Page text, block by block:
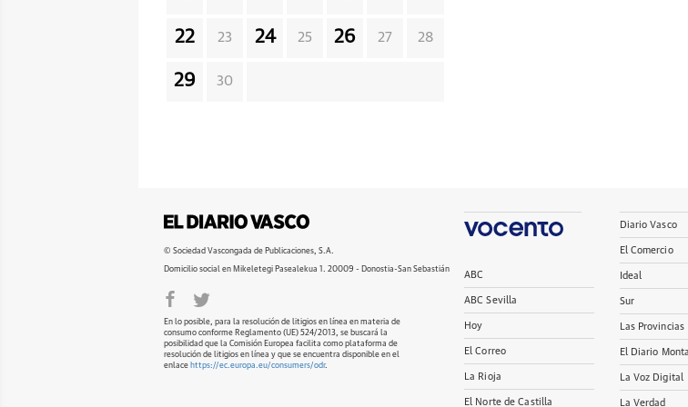
22 23 24 25 26 27 28
29 30
© Sociedad Vascongada de Publicaciones, S.A.
Domicilio social en Mikeletegi Pasealekua 1. 20009 - Donostia-San Sebastián
En lo posible, para la resolución de litigios en línea en materia de
consumo conforme Reglamento (UE) 524/2013, se buscará la
posibilidad que la Comisión Europea facilita como plataforma de
resolución de litigios en línea y que se encuentra disponible en el
enlace https://ec.europa.eu/consumers/odr.
ABC
ABC Sevilla
Hoy
El Correo
La Rioja
El Norte de Castilla
Diario Vasco
El Comercio
Ideal
Sur
Las Provincias
El Diario
La Voz Digital
La Verdad